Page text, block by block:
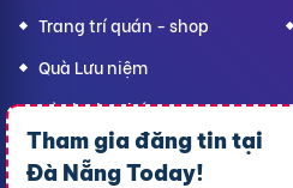
Tham gia đăng tin tại
Đà Nẵng Today!
Trang trí quán - shop
Quà Lưu niệm
Dành cho thú cưng
Thời trang Mẹ & Bé